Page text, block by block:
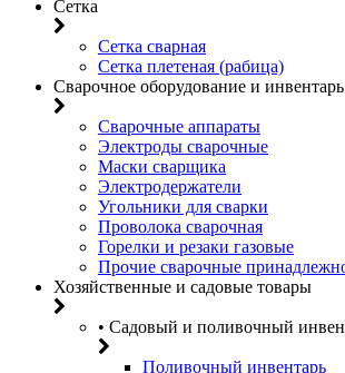
Сетка
Сетка сварная
Сетка плетеная (рабица)
Сварочное оборудование и инвентарь
Сварочные аппараты
Электроды сварочные
Маски сварщика
Электродержатели
Угольники для сварки
Проволока сварочная
Горелки и резаки газовые
Прочие сварочные
Хозяйственные и садовые товары
• Садовый и поливочный
Поливочный инвентарь